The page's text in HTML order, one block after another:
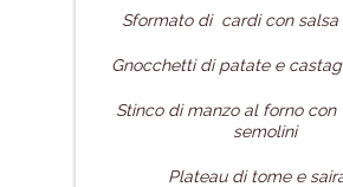
Sformato di cardi con salsa
Gnocchetti di patate e
Stinco di manzo al forno con
semolini
Plateau di tome e